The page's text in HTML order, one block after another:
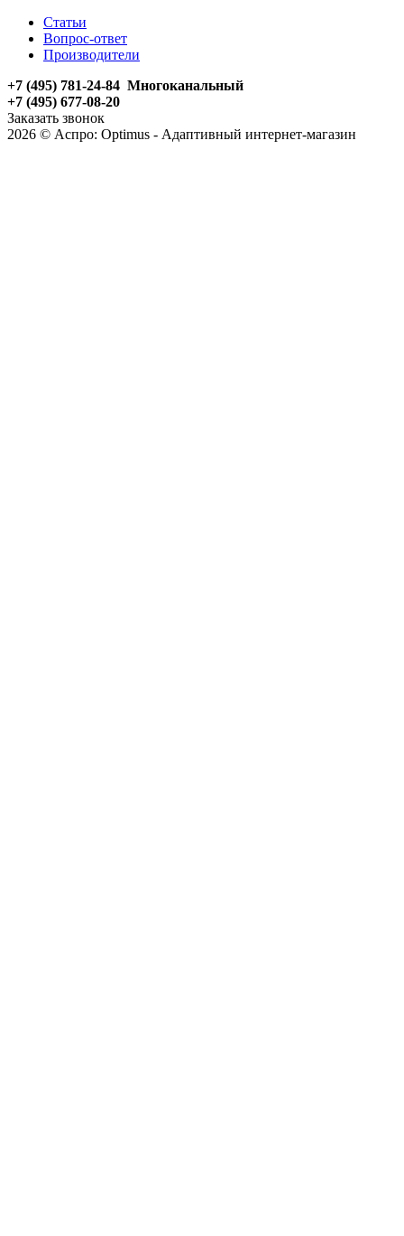
Статьи
Вопрос-ответ
Производители
+7 (495) 781-24-84 Многоканальный
+7 (495) 677-08-20
Заказать звонок
2026 © Аспро: Optimus - Адаптивный интернет-магазин